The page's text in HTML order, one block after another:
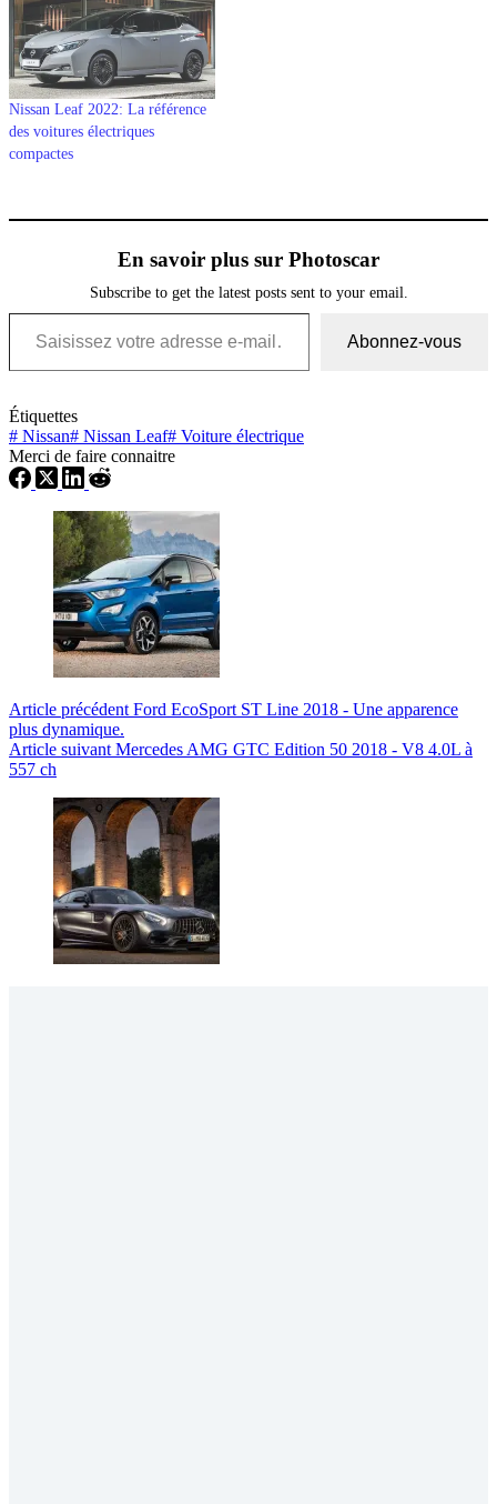
Nissan Leaf 2022: La référence
des voitures électriques
compactes
En savoir plus sur Photoscar
Subscribe to get the latest posts sent to your email.
Saisissez votre adresse e-mail…
Abonnez-vous
Étiquettes
# Nissan# Nissan Leaf# Voiture électrique
Merci de faire connaitre
Article précédent Ford EcoSport ST Line 2018 - Une apparence
plus dynamique.
Article suivant Mercedes AMG GTC Edition 50 2018 - V8 4.0L à
557 ch